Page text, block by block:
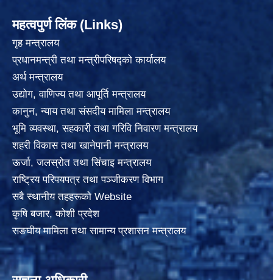
महत्वपुर्ण लिंक (Links)
गृह मन्त्रालय
प्रधानमन्त्री तथा मन्त्रीपरिषद्को कार्यालय
अर्थ मन्त्रालय
उद्योग, वाणिज्य तथा आपूर्ति मन्त्रालय
कानुन, न्याय तथा संसदीय मामिला मन्त्रालय
भूमि व्यवस्था, सहकारी तथा गरिवि निवारण मन्त्रालय
शहरी विकास तथा खानेपानी मन्त्रालय
ऊर्जा, जलस्रोत तथा सिंचाइ मन्त्रालय
राष्ट्रिय परिपयपत्र तथा पञ्जीकरण विभाग
सबै स्थानीय तहहरूको Website
कृषि बजार, कोशी प्रदेश
सङघीय मामिला तथा सामान्य प्रशासन मन्त्रालय